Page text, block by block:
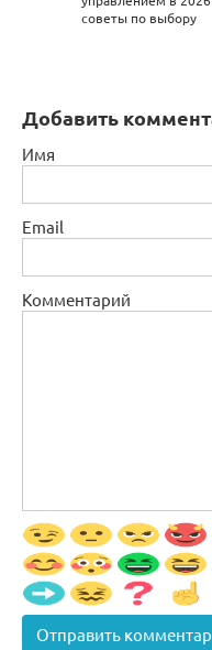
советы по выбору
Добавить
Имя
Email
Комментарий